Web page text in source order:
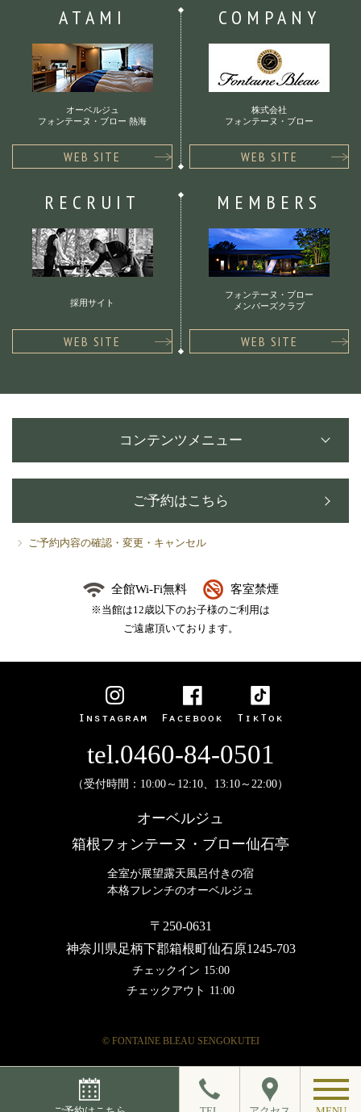
ATAMI
オーベルジュ
フォンテーヌ・ブロー 熱海
WEB SITE
COMPANY
株式会社
フォンテーヌ・ブロー
WEB SITE
RECRUIT
採用サイト
WEB SITE
MEMBERS
フォンテーヌ・ブロー
メンバーズクラブ
WEB SITE
コンテンツメニュー
ご予約はこちら
ご予約内容の確認・変更・キャンセル
全館Wi-Fi無料 客室禁煙
※当館は12歳以下のお子様のご利用は
ご遠慮頂いております。
tel.0460-84-0501
（受付時間：10:00～12:10、13:10～22:00）
オーベルジュ
箱根フォンテーヌ・ブロー仙石亭
全室が展望露天風呂付きの宿
本格フレンチのオーベルジュ
〒250-0631
神奈川県足柄下郡箱根町仙石原1245-703
チェックイン 15:00
チェックアウト 11:00
© FONTAINE BLEAU SENGOKUTEI